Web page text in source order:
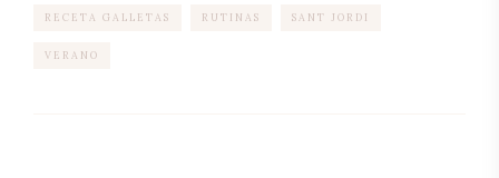
RECETA GALLETAS RUTINAS SANT JORDI
VERANO